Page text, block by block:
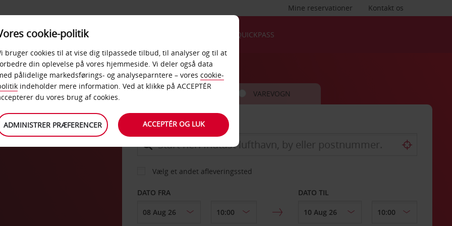
Kontakt os
Mine reservationer
PRODUKTER &
KONTORER
QUICKPASS
BIL VAREVOGN
AFHENT FRA
Vælg et andet afleveringssted
DATO FRA DATO TIL
cookie-politik
bruger cookies til at vise dig tilpassede tilbud, til analyser og til at
din oplevelse på vores hjemmeside. Vi deler også data
pålidelige markedsførings- og analyseparntere – vores cookie-
indeholder mere information. Ved at klikke på ACCEPTÉR
du vores brug af cookies.
ADMINISTRER PRÆFERENCER ACCEPTÉR OG LUK